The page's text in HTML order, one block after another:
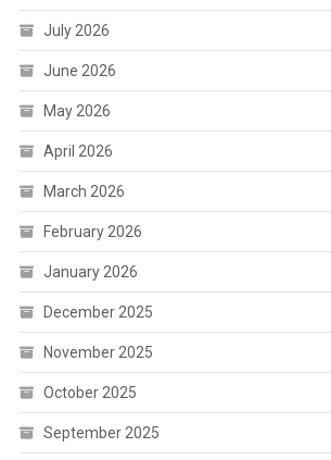
July 2026
June 2026
May 2026
April 2026
March 2026
February 2026
January 2026
December 2025
November 2025
October 2025
September 2025